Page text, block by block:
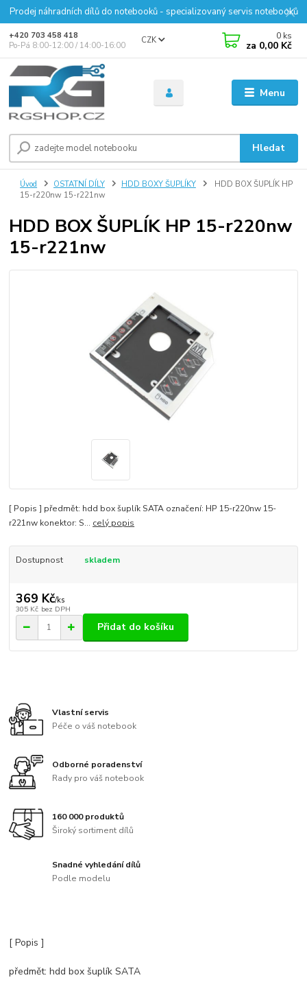
Prodej náhradních dílů do notebooků - specializovaný servis notebooků
Menu
CZK
Hledat
+420 703 458 418
Po-Pá 8:00-12:00 / 14:00-16:00
0 ks
za 0,00 Kč
Úvod OSTATNÍ DÍLY HDD BOXY ŠUPLÍKY
HDD BOX ŠUPLÍK HP
15-r220nw 15-r221nw
HDD BOX ŠUPLÍK HP 15-r220nw
15-r221nw
[ Popis ] předmět: hdd box šuplík SATA označení: HP 15-r220nw 15-
r221nw konektor: S... celý popis
Dostupnost skladem
369 Kč/ks
305 Kč bez DPH
Přidat do košíku
Vlastní servis
Péče o váš notebook
Odborné poradenství
Rady pro váš notebook
160 000 produktů
Široký sortiment dílů
Snadné vyhledání dílů
Podle modelu
[ Popis ]
předmět: hdd box šuplík SATA